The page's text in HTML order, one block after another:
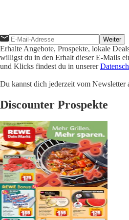
Weiter
Erhalte Angebote, Prospekte, lokale
willigst du in den Erhalt dieser E-Mails
und Klicks findest du in unserer
Du kannst dich jederzeit vom
Discounter Prospekte